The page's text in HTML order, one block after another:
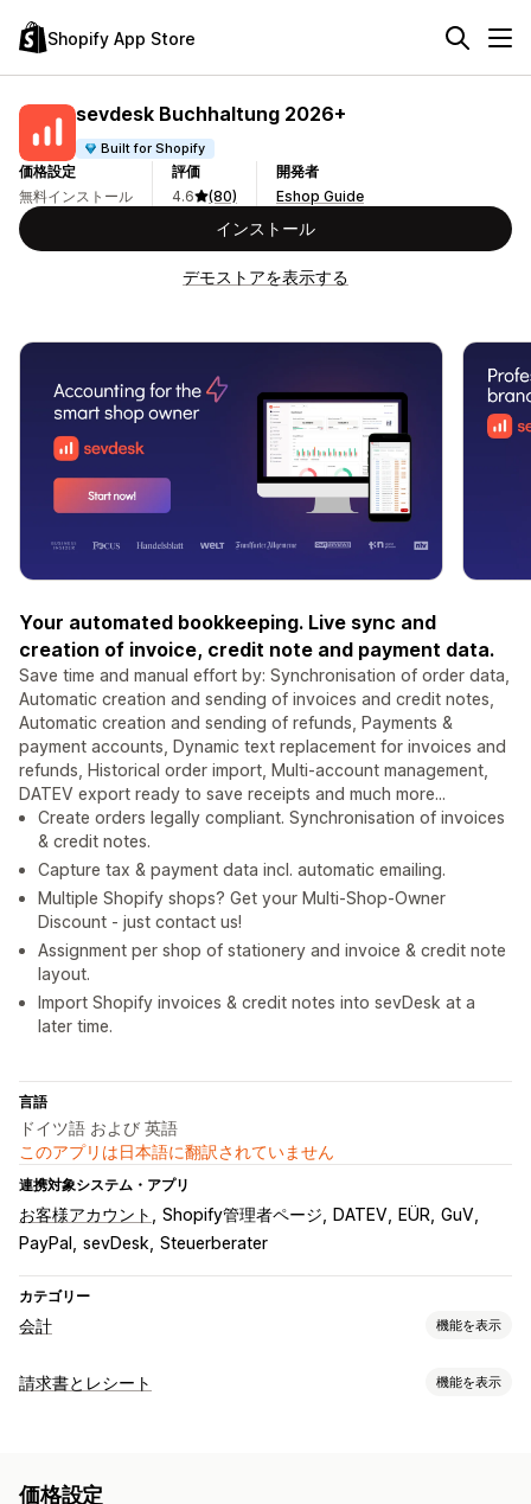
Shopify App Store
sevdesk Buchhaltung 2026+
Built for Shopify
価格設定
無料インストール
評価
4.6
(80)
開発者
Eshop Guide
インストール
デモストアを表示する
Your automated bookkeeping. Live sync and
creation of invoice, credit note and payment data.
Save time and manual effort by: Synchronisation of order data,
Automatic creation and sending of invoices and credit notes,
Automatic creation and sending of refunds, Payments &
payment accounts, Dynamic text replacement for invoices and
refunds, Historical order import, Multi-account management,
DATEV export ready to save receipts and much more...
Create orders legally compliant. Synchronisation of invoices
& credit notes.
Capture tax & payment data incl. automatic emailing.
Multiple Shopify shops? Get your Multi-Shop-Owner
Discount - just contact us!
Assignment per shop of stationery and invoice & credit note
layout.
Import Shopify invoices & credit notes into sevDesk at a
later time.
言語
ドイツ語 および 英語
このアプリは日本語に翻訳されていません
連携対象システム・アプリ
お客様アカウント Shopify管理者ページ DATEV EÜR GuV
PayPal
sevDesk Steuerberater
カテゴリー
会計 機能を表示
財務レポート
財務運営
請求書とレシート 機能を表示
価格設定